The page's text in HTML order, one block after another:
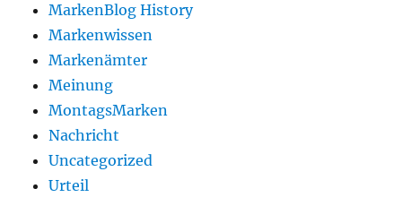
MarkenBlog History
Markenwissen
Markenämter
Meinung
MontagsMarken
Nachricht
Uncategorized
Urteil